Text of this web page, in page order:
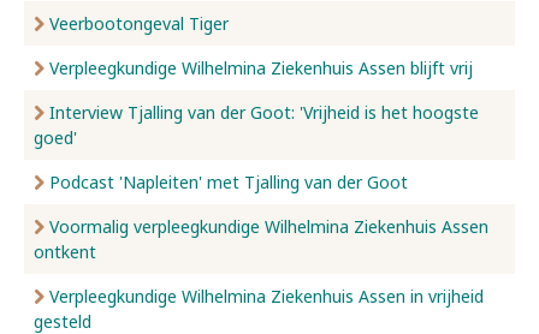
Veerbootongeval Tiger
Verpleegkundige Wilhelmina Ziekenhuis Assen blijft vrij
Interview Tjalling van der Goot: 'Vrijheid is het hoogste
goed'
Podcast 'Napleiten' met Tjalling van der Goot
Voormalig verpleegkundige Wilhelmina Ziekenhuis Assen
ontkent
Verpleegkundige Wilhelmina Ziekenhuis Assen in vrijheid
gesteld